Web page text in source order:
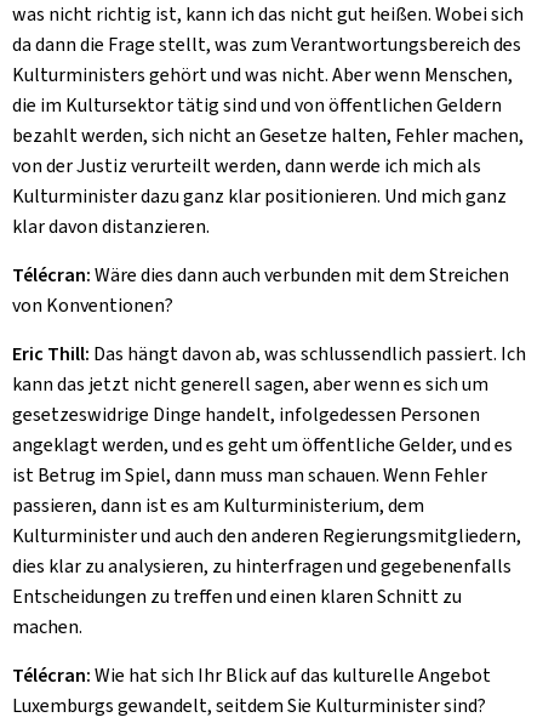
was nicht richtig ist, kann ich das nicht gut heißen. Wobei sich
da dann die Frage stellt, was zum Verantwortungsbereich des
Kulturministers gehört und was nicht. Aber wenn Menschen,
die im Kultursektor tätig sind und von öffentlichen Geldern
bezahlt werden, sich nicht an Gesetze halten, Fehler machen,
von der Justiz verurteilt werden, dann werde ich mich als
Kulturminister dazu ganz klar positionieren. Und mich ganz
klar davon distanzieren.
Télécran:Wäre dies dann auch verbunden mit dem Streichen
von Konventionen?
Eric Thill: Das hängt davon ab, was schlussendlich passiert. Ich
kann das jetzt nicht generell sagen, aber wenn es sich um
gesetzeswidrige Dinge handelt, infolgedessen Personen
angeklagt werden, und es geht um öffentliche Gelder, und es
ist Betrug im Spiel, dann muss man schauen. Wenn Fehler
passieren, dann ist es am Kulturministerium, dem
Kulturminister und auch den anderen Regierungsmitgliedern,
dies klar zu analysieren, zu hinterfragen und gegebenenfalls
Entscheidungen zu treffen und einen klaren Schnitt zu
machen.
Télécran:Wie hat sich Ihr Blick auf das kulturelle Angebot
Luxemburgs gewandelt, seitdem Sie Kulturminister sind?